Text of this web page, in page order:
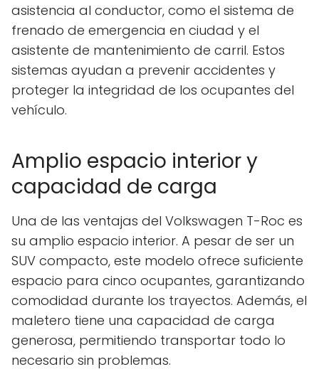
asistencia al conductor, como el sistema de
frenado de emergencia en ciudad y el
asistente de mantenimiento de carril. Estos
sistemas ayudan a prevenir accidentes y
proteger la integridad de los ocupantes del
vehículo.
Amplio espacio interior y
capacidad de carga
Una de las ventajas del Volkswagen T-Roc es
su amplio espacio interior. A pesar de ser un
SUV compacto, este modelo ofrece suficiente
espacio para cinco ocupantes, garantizando
comodidad durante los trayectos. Además, el
maletero tiene una capacidad de carga
generosa, permitiendo transportar todo lo
necesario sin problemas.